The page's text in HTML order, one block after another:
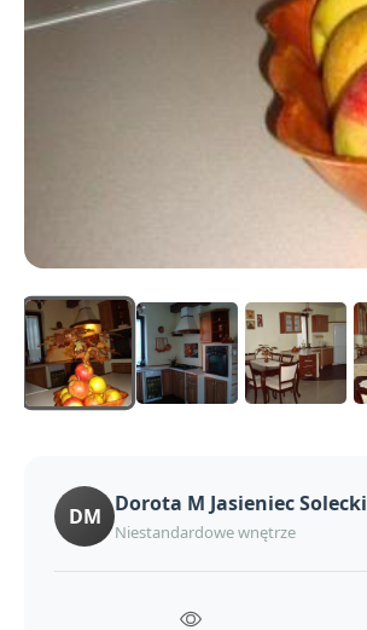
DM Dorota M Jasieniec Solecki
Niestandardowe wnętrze